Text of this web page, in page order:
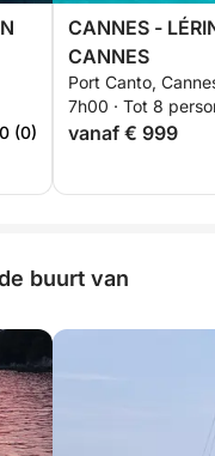
0 (0)
CANNES -
CANNES
Port Canto,
7h00 · Tot 8
vanaf € 999
buurt van